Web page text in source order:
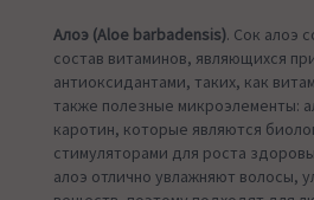
Алоэ (Aloe barbadensis). Сок алоэ
состав витаминов, являющихся
антиоксидантами, таких, как
также полезные микроэлементы:
каротин, которые являются
стимуляторами для роста
алоэ отлично увлажняют волосы,